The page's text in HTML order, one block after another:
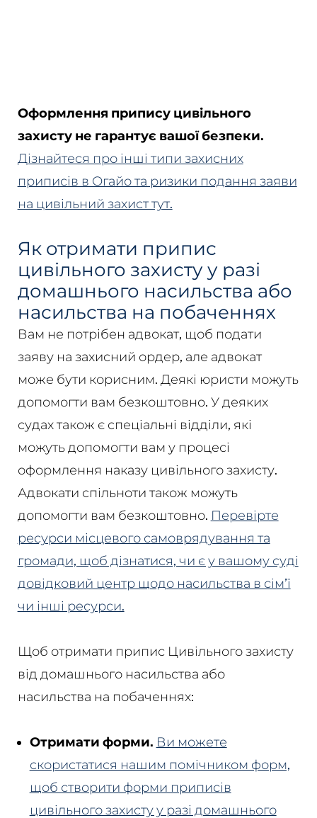
Оформлення припису цивільного
захисту не гарантує вашої безпеки.
Дізнайтеся про інші типи захисних
приписів в Огайо та ризики подання заяви
на цивільний захист тут.
Як отримати припис
цивільного захисту у разі
домашнього насильства або
насильства на побаченнях
Вам не потрібен адвокат, щоб подати
заяву на захисний ордер, але адвокат
може бути корисним. Деякі юристи можуть
допомогти вам безкоштовно. У деяких
судах також є спеціальні відділи, які
можуть допомогти вам у процесі
оформлення наказу цивільного захисту.
Адвокати спільноти також можуть
допомогти вам безкоштовно. Перевірте
ресурси місцевого самоврядування та
громади, щоб дізнатися, чи є у вашому суді
довідковий центр щодо насильства в сім’ї
чи інші ресурси.
Щоб отримати припис Цивільного захисту
від домашнього насильства або
насильства на побаченнях:
Отримати форми. Ви можете
скористатися нашим помічником форм,
щоб створити форми приписів
цивільного захисту у разі домашнього